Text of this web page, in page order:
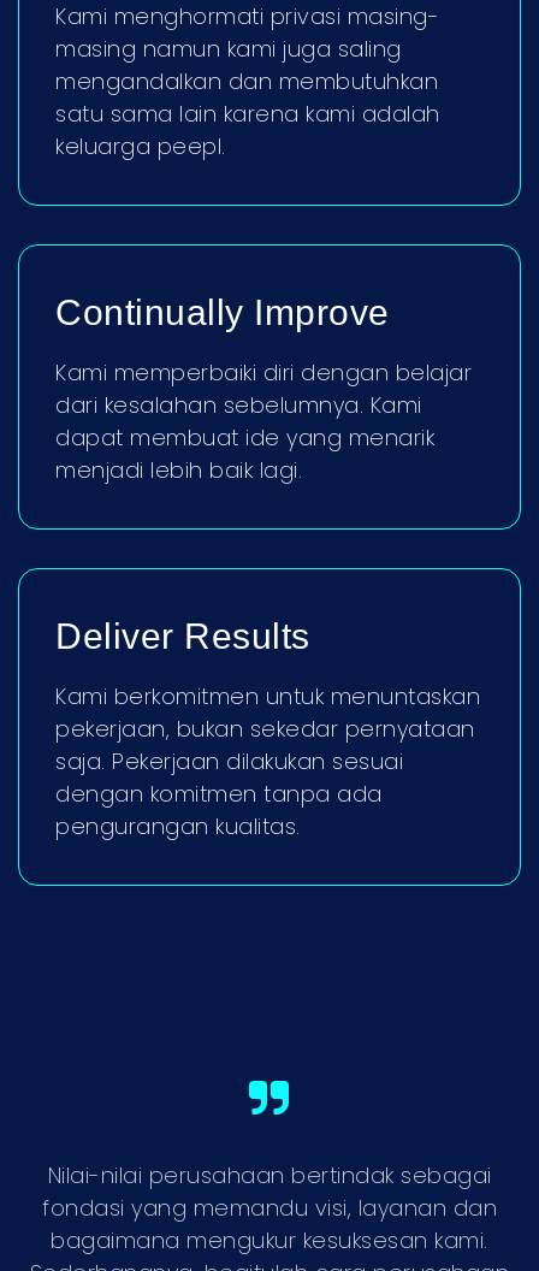
Kami menghormati privasi masing-
masing namun kami juga saling
mengandalkan dan membutuhkan
satu sama lain karena kami adalah
keluarga peepl.
Continually Improve
Kami memperbaiki diri dengan belajar
dari kesalahan sebelumnya. Kami
dapat membuat ide yang menarik
menjadi lebih baik lagi.
Deliver Results
Kami berkomitmen untuk menuntaskan
pekerjaan, bukan sekedar pernyataan
saja. Pekerjaan dilakukan sesuai
dengan komitmen tanpa ada
pengurangan kualitas.
Nilai-nilai perusahaan bertindak sebagai
fondasi yang memandu visi, layanan dan
bagaimana mengukur kesuksesan kami.